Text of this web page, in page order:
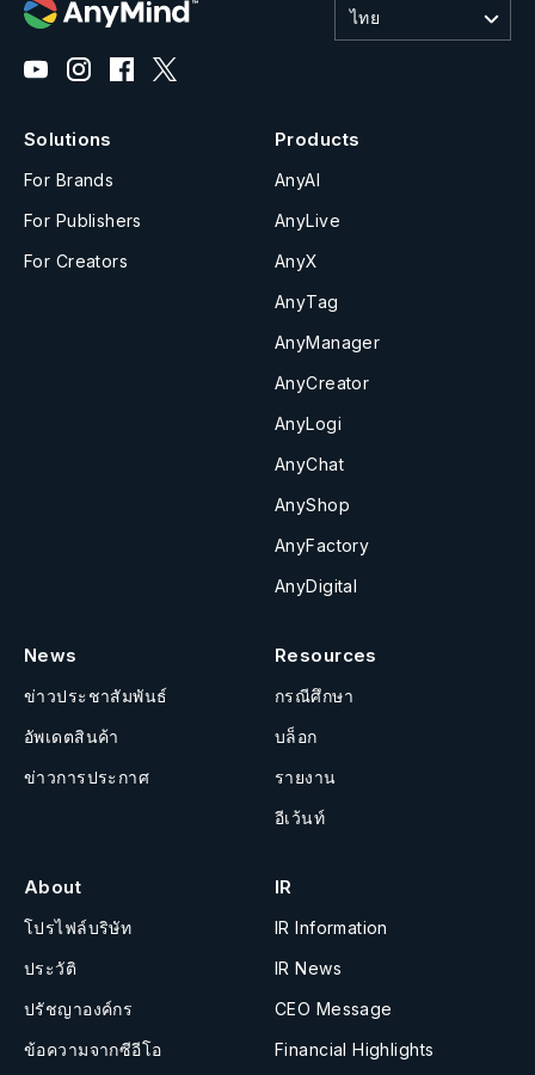
ไทย
Solutions
For Brands
For Publishers
For Creators
Products
AnyAI
AnyLive
AnyX
AnyTag
AnyManager
AnyCreator
AnyLogi
AnyChat
AnyShop
AnyFactory
AnyDigital
News
ข่าวประชาสัมพันธ์
อัพเดตสินค้า
ข่าวการประกาศ
Resources
กรณีศึกษา
บล็อก
รายงาน
อีเว้นท์
About
โปรไฟล์บริษัท
ประวัติ
ปรัชญาองค์กร
ข้อความจากซีอีโอ
IR
IR Information
IR News
CEO Message
Financial Highlights